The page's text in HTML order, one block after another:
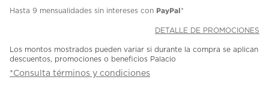
Hasta 9 mensualidades sin intereses con PayPal*
DETALLE DE PROMOCIONES
Los montos mostrados pueden variar si durante la compra se aplican
descuentos, promociones o beneficios Palacio
*Consulta términos y condiciones